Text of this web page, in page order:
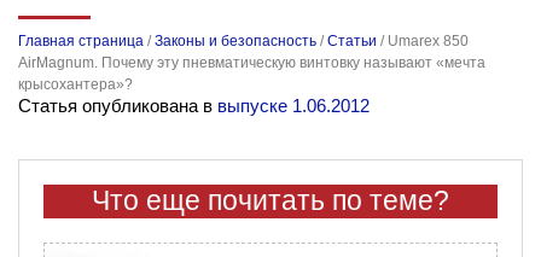
Главная страница /Законы и безопасность /Статьи / Umarex 850
AirMagnum. Почему эту пневматическую винтовку называют «мечта
крысохантера»?
Статья опубликована в выпуске 1.06.2012
Что еще почитать по теме?